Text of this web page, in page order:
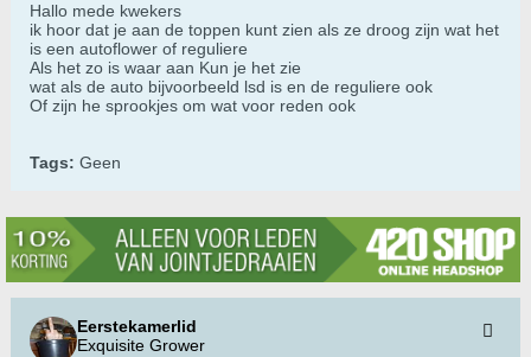
Hallo mede kwekers
ik hoor dat je aan de toppen kunt zien als ze droog zijn wat het
is een autoflower of reguliere
Als het zo is waar aan Kun je het zie
wat als de auto bijvoorbeeld lsd is en de reguliere ook
Of zijn he sprookjes om wat voor reden ook
Tags: Geen
Eerstekamerlid
Exquisite Grower